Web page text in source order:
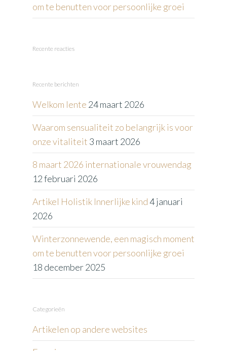
om te benutten voor persoonlijke groei
Recente reacties
Recente berichten
Welkom lente 24 maart 2026
Waarom sensualiteit zo belangrijk is voor
onze vitaliteit 3 maart 2026
8 maart 2026 internationale vrouwendag
12 februari 2026
Artikel Holistik Innerlijke kind4 januari
2026
Winterzonnewende, een magisch moment
om te benutten voor persoonlijke groei
18 december 2025
Categorieën
Artikelen op andere websites